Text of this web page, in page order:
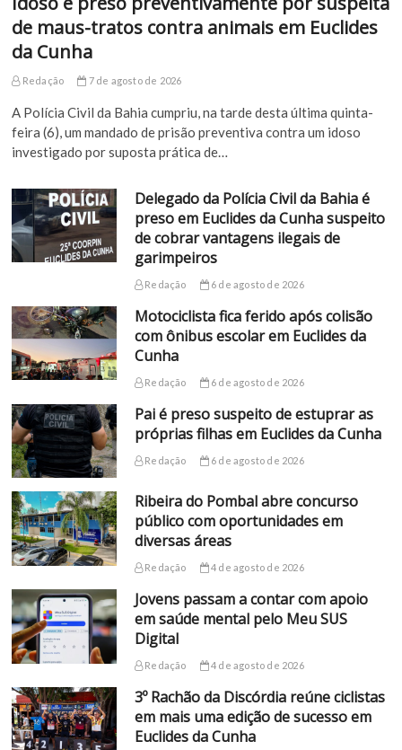
de maus-tratos contra animais em Euclides
da Cunha
Redação 7 de agosto de 2026
A Polícia Civil da Bahia cumpriu, na tarde desta última quinta-
feira (6), um mandado de prisão preventiva contra um idoso
investigado por suposta prática de…
Delegado da Polícia Civil da Bahia é
preso em Euclides da Cunha suspeito
de cobrar vantagens ilegais de
garimpeiros
Redação 6 de agosto de 2026
Motociclista fica ferido após colisão
com ônibus escolar em Euclides da
Cunha
Redação 6 de agosto de 2026
Pai é preso suspeito de estuprar as
próprias filhas em Euclides da Cunha
Redação 6 de agosto de 2026
Ribeira do Pombal abre concurso
público com oportunidades em
diversas áreas
Redação 4 de agosto de 2026
Jovens passam a contar com apoio
em saúde mental pelo Meu SUS
Digital
Redação 4 de agosto de 2026
3º Rachão da Discórdia reúne ciclistas
em mais uma edição de sucesso em
Euclides da Cunha